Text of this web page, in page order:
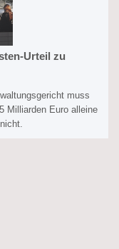
Urteil zu
muss
Milliarden Euro alleine